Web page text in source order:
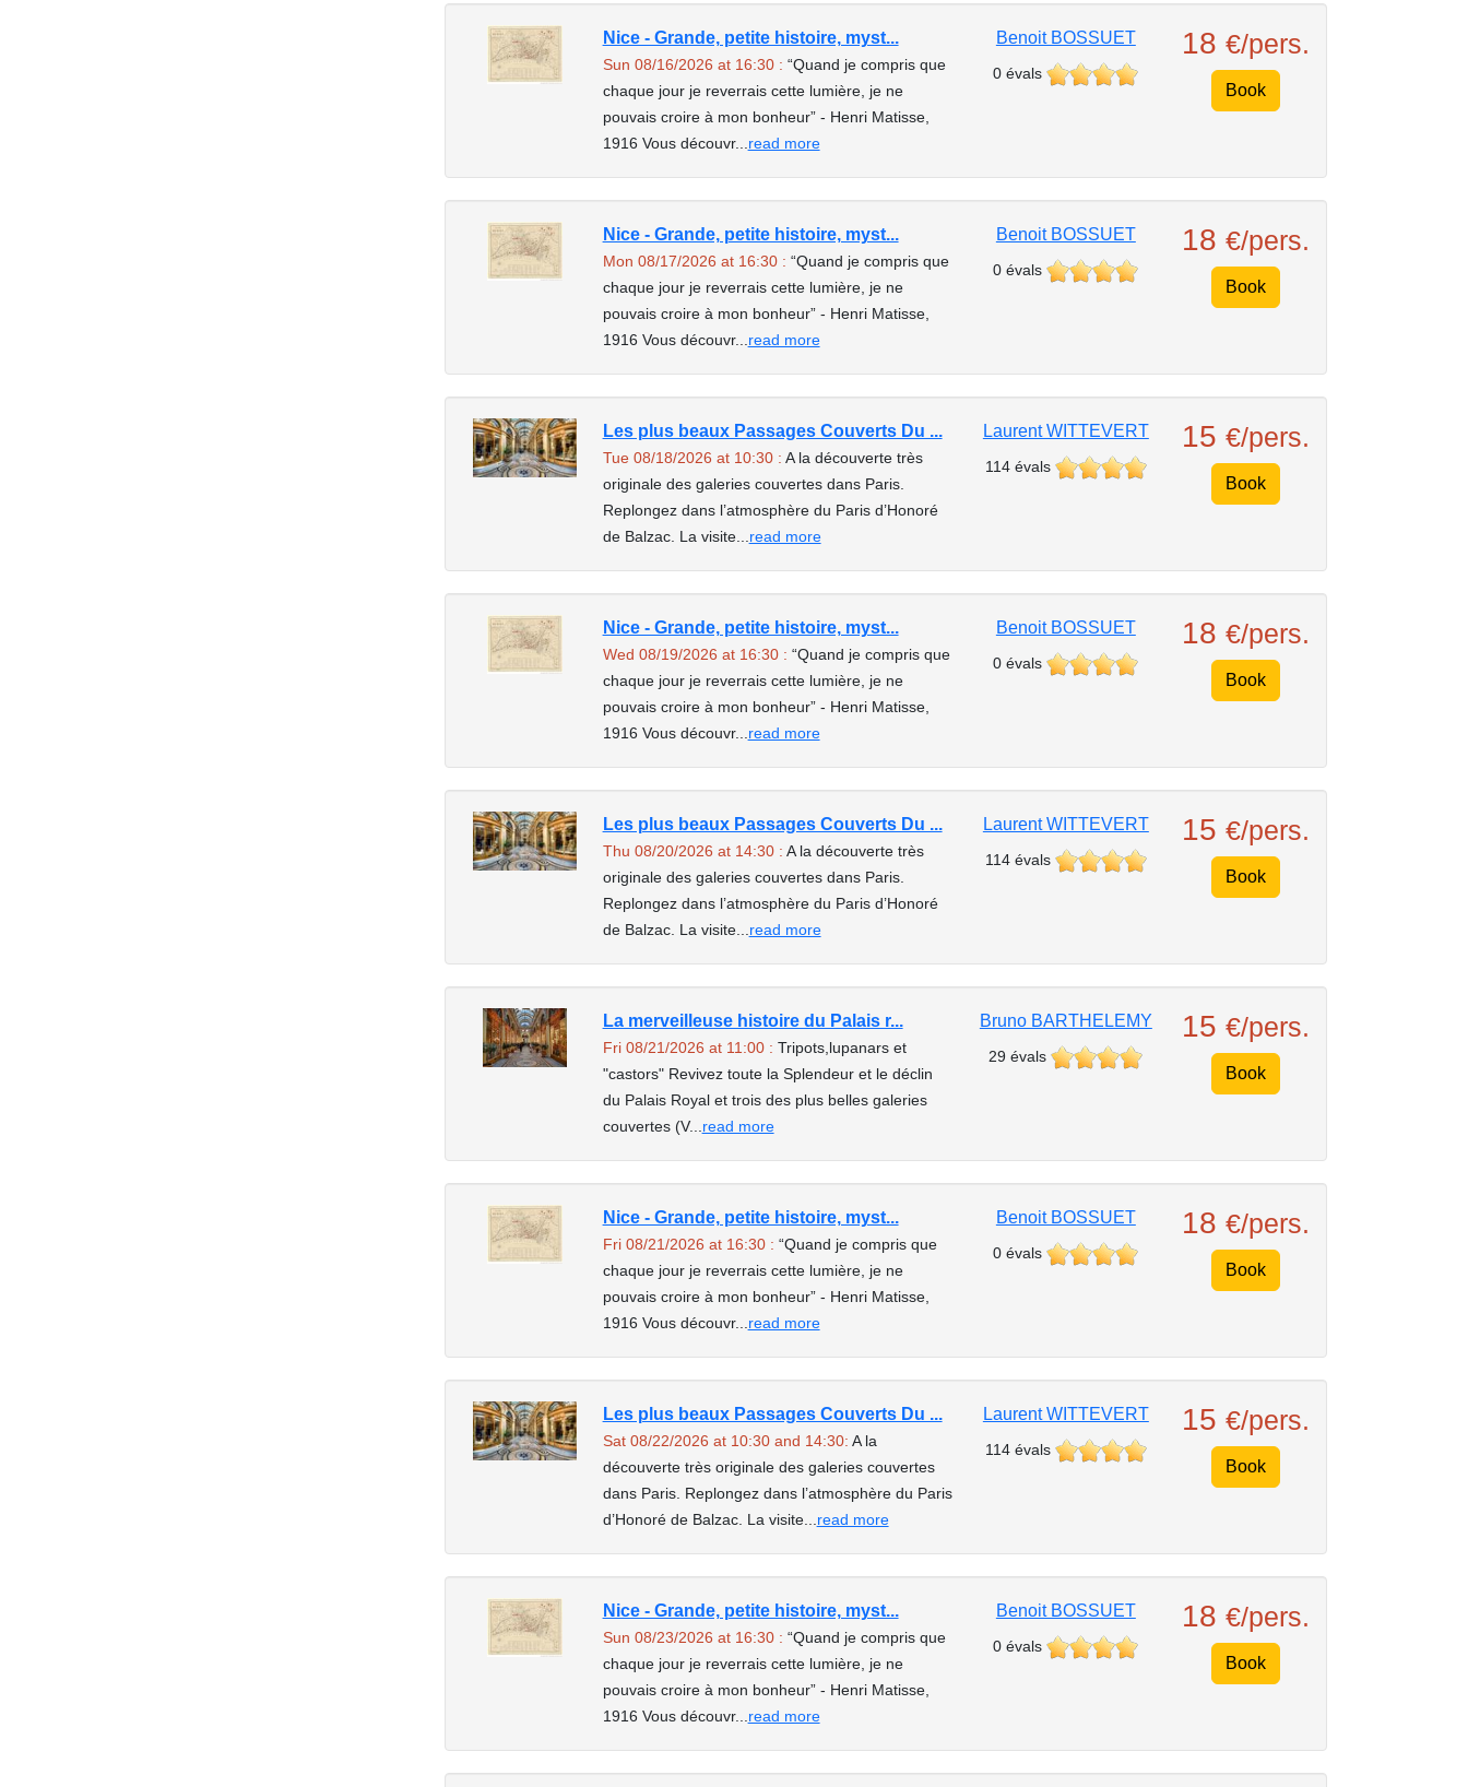
Nice - Grande, petite histoire, myst...
Sun 08/16/2026 at 16:30 : “Quand je compris que
chaque jour je reverrais cette lumière, je ne
pouvais croire à mon bonheur” - Henri Matisse,
1916 Vous découvr... read more
Benoit BOSSUET
0 évals
18€/pers.
Book
Nice - Grande, petite histoire, myst...
Mon 08/17/2026 at 16:30 : “Quand je compris que
chaque jour je reverrais cette lumière, je ne
pouvais croire à mon bonheur” - Henri Matisse,
1916 Vous découvr... read more
Benoit BOSSUET
0 évals
18€/pers.
Book
Les plus beaux Passages Couverts Du ...
Tue 08/18/2026 at 10:30 : A la découverte très
originale des galeries couvertes dans Paris.
Replongez dans l’atmosphère du Paris d’Honoré
de Balzac. La visite... read more
Laurent WITTEVERT
114 évals
15€/pers.
Book
Nice - Grande, petite histoire, myst...
Wed 08/19/2026 at 16:30 : “Quand je compris que
chaque jour je reverrais cette lumière, je ne
pouvais croire à mon bonheur” - Henri Matisse,
1916 Vous découvr... read more
Benoit BOSSUET
0 évals
18€/pers.
Book
Les plus beaux Passages Couverts Du ...
Thu 08/20/2026 at 14:30 : A la découverte très
originale des galeries couvertes dans Paris.
Replongez dans l’atmosphère du Paris d’Honoré
de Balzac. La visite... read more
Laurent WITTEVERT
114 évals
15€/pers.
Book
La merveilleuse histoire du Palais r...
Fri 08/21/2026 at 11:00 : Tripots,lupanars et
"castors" Revivez toute la Splendeur et le déclin
du Palais Royal et trois des plus belles galeries
couvertes (V... read more
Bruno BARTHELEMY
29 évals
15€/pers.
Book
Nice - Grande, petite histoire, myst...
Fri 08/21/2026 at 16:30 : “Quand je compris que
chaque jour je reverrais cette lumière, je ne
pouvais croire à mon bonheur” - Henri Matisse,
1916 Vous découvr... read more
Benoit BOSSUET
0 évals
18€/pers.
Book
Les plus beaux Passages Couverts Du ...
Sat 08/22/2026 at 10:30 and 14:30: A la
découverte très originale des galeries couvertes
dans Paris. Replongez dans l’atmosphère du Paris
d’Honoré de Balzac. La visite... read more
Laurent WITTEVERT
114 évals
15€/pers.
Book
Nice - Grande, petite histoire, myst...
Sun 08/23/2026 at 16:30 : “Quand je compris que
chaque jour je reverrais cette lumière, je ne
pouvais croire à mon bonheur” - Henri Matisse,
1916 Vous découvr... read more
Benoit BOSSUET
0 évals
18€/pers.
Book